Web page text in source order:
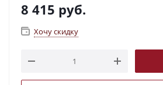
8 415 руб.
Хочу скидку